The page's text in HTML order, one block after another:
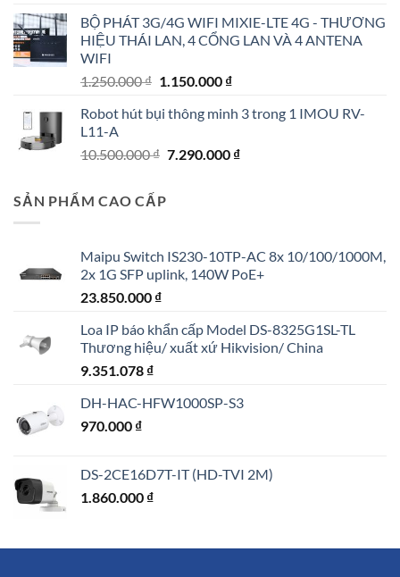
là:
8.900.000 ₫.
tại
là:
BỘ PHÁT 3G/4G WIFI MIXIE-LTE 4G - THƯƠNG
HIỆU THÁI LAN, 4 CỔNG LAN VÀ 4 ANTENA
WIFI
1.250.000₫ Giá
là:
1.150.000 ₫Giá
tại
1.150.000 ₫.
Robot hút bụi thông minh 3 trong 1 IMOU RV-
L11-A
10.500.000₫ Giá
7.290.000 ₫Giá
SẢN PHẨM CAO CẤP
Maipu Switch IS230-10TP-AC 8x 10/100/1000M,
2x 1G SFP uplink, 140W PoE+
23.850.000 ₫
Loa IP báo khẩn cấp Model DS-8325G1SL-TL
Thương hiệu/ xuất xứ Hikvision/ China
9.351.078 ₫
DH-HAC-HFW1000SP-S3
970.000 ₫
DS-2CE16D7T-IT (HD-TVI 2M)
1.860.000 ₫